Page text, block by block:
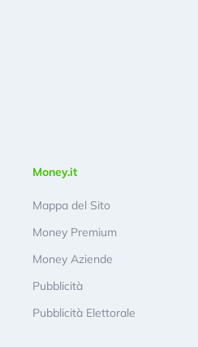
Money.it
Mappa del Sito
Money Premium
Money Aziende
Pubblicità
Pubblicità Elettorale